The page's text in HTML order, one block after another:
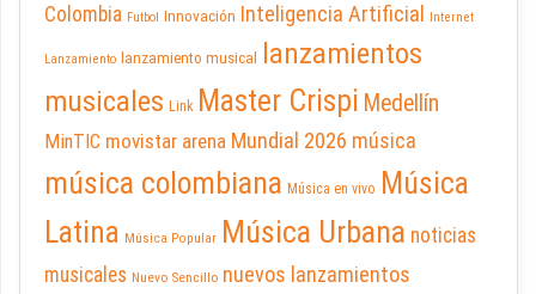
Colombia Futbol Innovación Inteligencia Artificial Internet
Lanzamiento lanzamiento musical
lanzamientos
musicales Link Master Crispi Medellín
MinTIC movistar arena Mundial 2026 música
música colombiana Música en vivo Música
Latina Música Popular Música Urbana noticias
musicales Nuevo Sencillo nuevos lanzamientos